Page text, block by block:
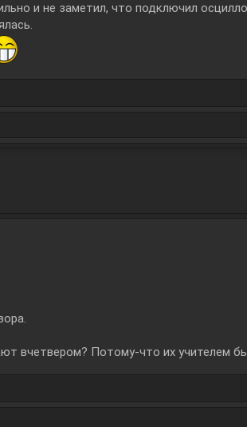
и не заметил, что подключил
вчетвером? Потому-что их учителем